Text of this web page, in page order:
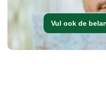
Vul ook de